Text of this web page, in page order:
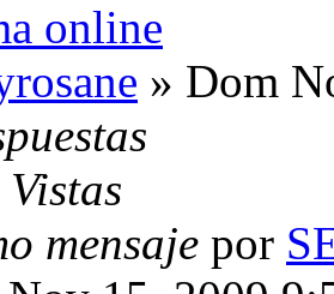
online
» Dom
Vistas
mensaje por